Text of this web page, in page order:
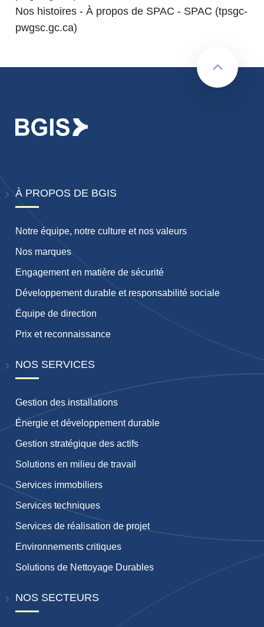
Nos histoires - À propos de SPAC - SPAC (tpsgc-
pwgsc.gc.ca)
retour au
À PROPOS DE BGIS
Notre équipe, notre culture et nos valeurs
Nos marques
Engagement en matière de sécurité
Développement durable et responsabilité sociale
Équipe de direction
Prix ​​et reconnaissance
NOS SERVICES
Gestion des installations
Énergie et développement durable
Gestion stratégique des actifs
Solutions en milieu de travail
Services immobiliers
Services techniques
Services de réalisation de projet
Environnements critiques
Solutions de Nettoyage Durables
NOS SECTEURS